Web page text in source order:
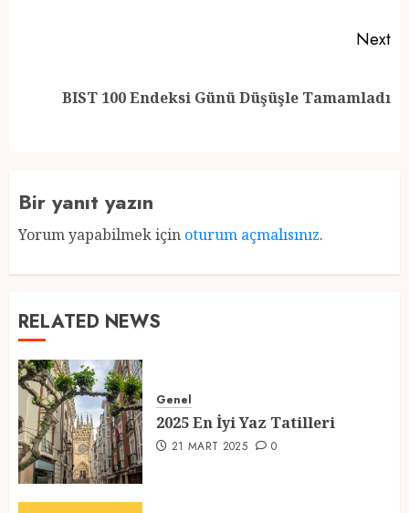
Next
BIST 100 Endeksi Günü Düşüşle Tamamladı
Bir yanıt yazın
Yorum yapabilmek için oturum açmalısınız.
RELATED NEWS
Genel
2025 En İyi Yaz Tatilleri
21 MART 2025 0